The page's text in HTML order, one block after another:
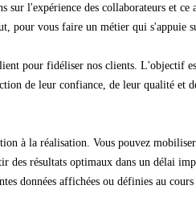
sur l'expérience des collaborateurs et ce
pour vous faire un métier qui s'appuie
pour fidéliser nos clients. L'objectif
de leur confiance, de leur qualité et
à la réalisation. Vous pouvez
des résultats optimaux dans un délai
données affichées ou définies au